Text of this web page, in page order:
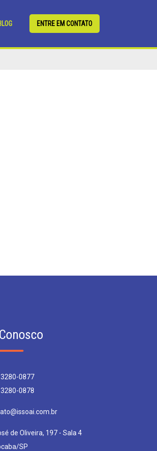
ENTRE EM CONTATO
0877
0878
de Oliveira, 197 - Sala 4
SP